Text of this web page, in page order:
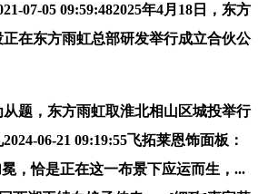
07-05 09:59:482025年4月18日，东方
在东方雨虹总部研发举行成立合伙公
，东方雨虹取淮北相山区城投举行
06-21 09:19:55飞拓莱恩饰面板：
，恰是正在这一布景下应运而生，...